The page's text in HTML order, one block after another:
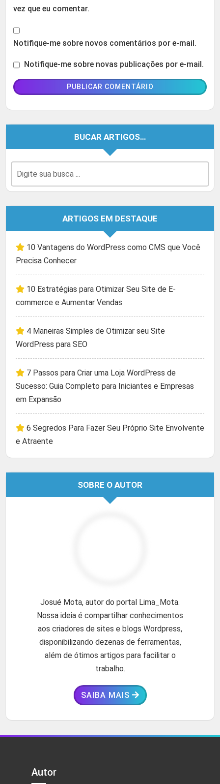
vez que eu comentar.
Notifique-me sobre novos comentários por e-mail.
Notifique-me sobre novas publicações por e-mail.
BUCAR ARTIGOS…
ARTIGOS EM DESTAQUE
10 Vantagens do WordPress como CMS que Você
Precisa Conhecer
10 Estratégias para Otimizar Seu Site de E-
commerce e Aumentar Vendas
4 Maneiras Simples de Otimizar seu Site
WordPress para SEO
7 Passos para Criar uma Loja WordPress de
Sucesso: Guia Completo para Iniciantes e Empresas
em Expansão
6 Segredos Para Fazer Seu Próprio Site Envolvente
e Atraente
SOBRE O AUTOR
Josué Mota, autor do portal Lima_Mota.
Nossa ideia é compartilhar conhecimentos
aos criadores de sites e blogs Wordpress,
disponibilizando dezenas de ferramentas,
além de ótimos artigos para facilitar o
trabalho.
SAIBA MAIS
Autor